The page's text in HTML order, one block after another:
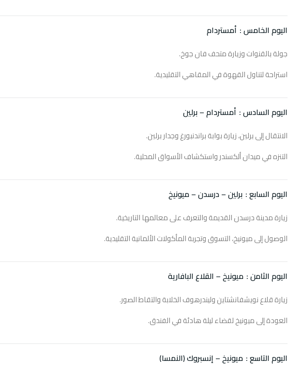
اليوم الخامس : أمستردام
جولة بالقنوات وزيارة متحف فان جوخ.
استراحة لتناول القهوة في المقاهي التقليدية.
اليوم السادس : أمستردام – برلين
الانتقال إلى برلين، زيارة بوابة براندنبورغ وجدار برلين.
التنزه في ميدان ألكسندر واستكشاف الأسواق المحلية.
اليوم السابع : برلين – درسدن – ميونيخ
زيارة مدينة درسدن القديمة والتعرف على معالمها التاريخية.
الوصول إلى ميونيخ، التسوق وتجربة المأكولات الألمانية التقليدية.
اليوم الثامن : ميونيخ – القلاع البافارية
زيارة قلاع نويشفانشتاين وليندرهوف الخلابة والتقاط الصور.
العودة إلى ميونيخ لقضاء ليلة هادئة في الفندق.
اليوم التاسع : ميونيخ – إنسبروك (النمسا)